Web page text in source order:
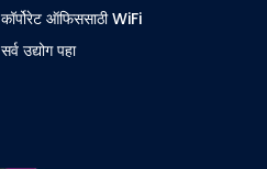
कॉर्पोरेट ऑफिससाठी WiFi
सर्व उद्योग पहा